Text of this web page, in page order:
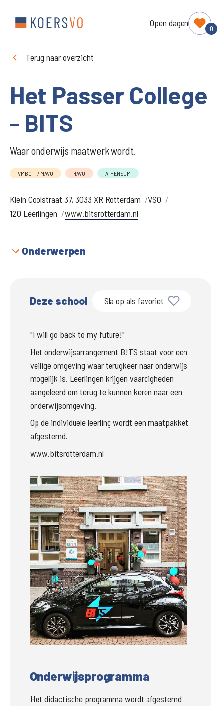
Open dagen
0
Terug naar overzicht
Het Passer College
- BITS
Waar onderwijs maatwerk wordt.
VMBO-T / MAVO HAVO ATHENEUM
Klein Coolstraat 37, 3033 XR Rotterdam
VSO
120 Leerlingen
www.bitsrotterdam.nl
Onderwerpen
Deze school Sla op als favoriet
"I will go back to my future!"
Het onderwijsarrangement B!TS staat voor een
veilige omgeving waar terugkeer naar onderwijs
mogelijk is. Leerlingen krijgen vaardigheden
aangeleerd om terug te kunnen keren naar een
onderwijsomgeving.
Op de individuele leerling wordt een maatpakket
afgestemd.
www.bitsrotterdam.nl
Onderwijsprogramma
Het didactische programma wordt afgestemd